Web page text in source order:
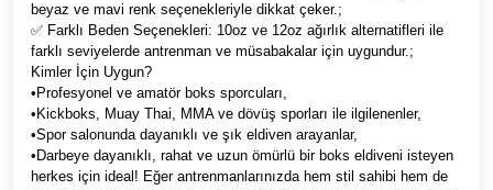
beyaz ve mavi renk seçenekleriyle dikkat çeker.;
✅ Farklı Beden Seçenekleri: 10oz ve 12oz ağırlık alternatifleri ile
farklı seviyelerde antrenman ve müsabakalar için uygundur.;
Kimler İçin Uygun?
•Profesyonel ve amatör boks sporcuları,
•Kickboks, Muay Thai, MMA ve dövüş sporları ile ilgilenenler,
•Spor salonunda dayanıklı ve şık eldiven arayanlar,
•Darbeye dayanıklı, rahat ve uzun ömürlü bir boks eldiveni isteyen
herkes için ideal! Eğer antrenmanlarınızda hem stil sahibi hem de